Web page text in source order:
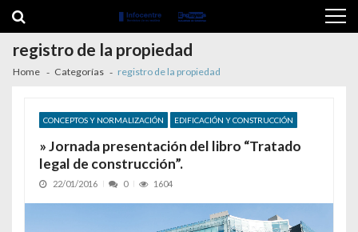
registro de la propiedad
Home Categorías registro de la propiedad
CONCEPTOS Y NORMALIZACIÓN EDIFICACIÓN Y CONSTRUCCIÓN
» Jornada presentación del libro “Tratado
legal de construcción”.
22/01/2016 0 1604